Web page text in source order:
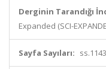
Derginin Tarandığı
Expanded (SCI-
Sayfa Sayıları: